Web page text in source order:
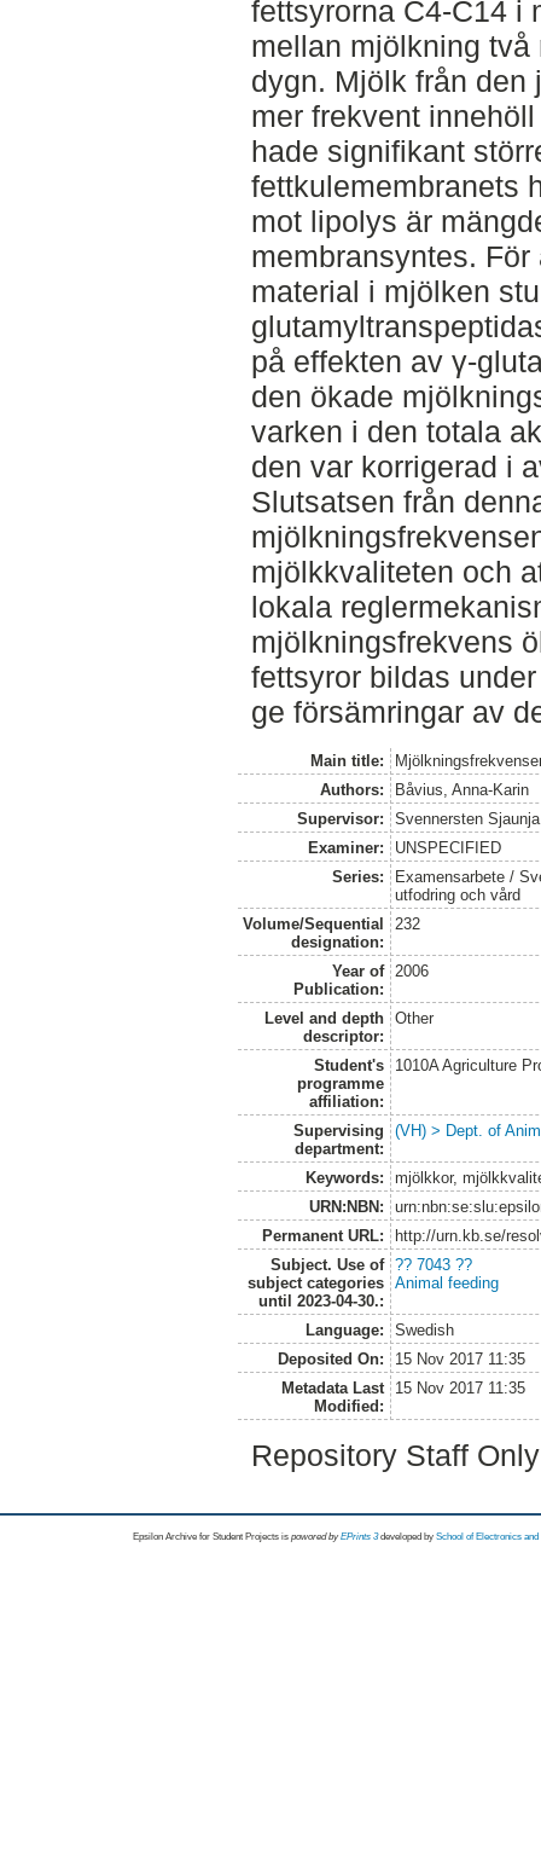
fettsyrorna C4-C14 i
mellan mjölkning
dygn. Mjölk från den
mer frekvent
hade signifikant
fettkulemembranets
mot lipolys är
membransyntes.
material i mjölken
på effekten av γ-
den ökade
varken i den totala
den var korrigerad i
Slutsatsen från
mjölkkvaliteten och
lokala
mjölkningsfrekvens
fettsyror bildas
ge försämringar av
Main title:
Authors:
Båvius, Anna-Karin
Supervisor:
Svennersten
Examiner:
UNSPECIFIED
Series:
Examensarbete /
utfodring och vård
Volume/Sequential
designation:
232
Year of
Publication:
2006
Level and depth
descriptor:
Other
Student's
programme
affiliation:
1010A Agriculture
Supervising
department:
(VH) > Dept. of
Keywords:
mjölkkor,
URN:NBN:
Permanent URL:
http://urn.kb.se/
Subject. Use of
subject categories
until 2023-04-30.:
?? 7043 ??
Animal feeding
Language:
Swedish
Deposited On:
15 Nov 2017 11:35
Metadata Last
Modified:
15 Nov 2017 11:35
Repository Staff
Epsilon Archive for Student Projects is powored byEPrints 3 developed by School of Electronics